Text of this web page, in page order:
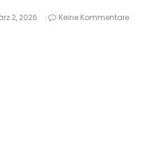
2, 2026
Keine Kommentare